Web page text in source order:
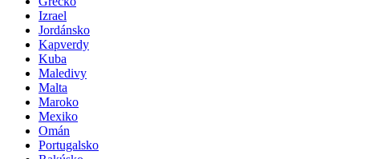
Izrael
Jordánsko
Kapverdy
Kuba
Maledivy
Malta
Maroko
Mexiko
Omán
Portugalsko